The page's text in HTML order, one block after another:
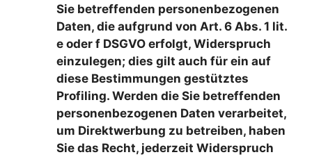
Sie betreffenden personenbezogenen
Daten, die aufgrund von Art. 6 Abs. 1 lit.
e oder f DSGVO erfolgt, Widerspruch
einzulegen; dies gilt auch für ein auf
diese Bestimmungen gestütztes
Profiling. Werden die Sie betreffenden
personenbezogenen Daten verarbeitet,
um Direktwerbung zu betreiben, haben
Sie das Recht, jederzeit Widerspruch